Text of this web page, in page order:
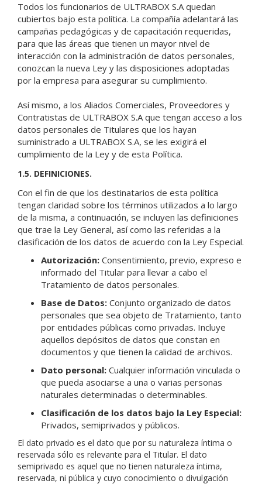
Todos los funcionarios de ULTRABOX S.A quedan
cubiertos bajo esta política. La compañía adelantará las
campañas pedagógicas y de capacitación requeridas,
para que las áreas que tienen un mayor nivel de
interacción con la administración de datos personales,
conozcan la nueva Ley y las disposiciones adoptadas
por la empresa para asegurar su cumplimiento.
Así mismo, a los Aliados Comerciales, Proveedores y
Contratistas de ULTRABOX S.A que tengan acceso a los
datos personales de Titulares que los hayan
suministrado a ULTRABOX S.A, se les exigirá el
cumplimiento de la Ley y de esta Política.
1.5. DEFINICIONES.
Con el fin de que los destinatarios de esta política
tengan claridad sobre los términos utilizados a lo largo
de la misma, a continuación, se incluyen las definiciones
que trae la Ley General, así como las referidas a la
clasificación de los datos de acuerdo con la Ley Especial.
Autorización: Consentimiento, previo, expreso e
informado del Titular para llevar a cabo el
Tratamiento de datos personales.
Base de Datos: Conjunto organizado de datos
personales que sea objeto de Tratamiento, tanto
por entidades públicas como privadas. Incluye
aquellos depósitos de datos que constan en
documentos y que tienen la calidad de archivos.
Dato personal: Cualquier información vinculada o
que pueda asociarse a una o varias personas
naturales determinadas o determinables.
Clasificación de los datos bajo la Ley Especial:
Privados, semiprivados y públicos.
El dato privado es el dato que por su naturaleza íntima o
reservada sólo es relevante para el Titular. El dato
semiprivado es aquel que no tienen naturaleza íntima,
reservada, ni pública y cuyo conocimiento o divulgación